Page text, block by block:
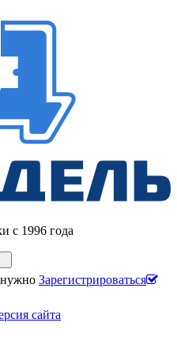
с 1996 года
нужно Зарегистрироваться
сайта